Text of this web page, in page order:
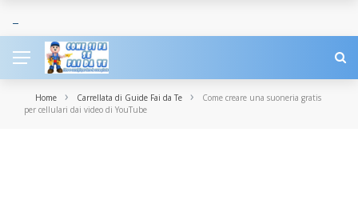
Home › Carrellata di Guide Fai da Te ›
Come creare una suoneria gratis
per cellulari dai video di YouTube